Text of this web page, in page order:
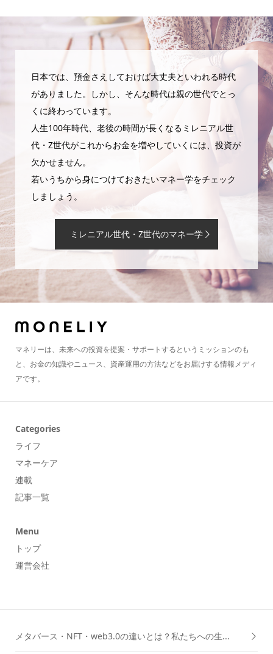
日本では、預金さえしておけば大丈夫といわれる時代
がありました。しかし、そんな時代は親の世代でとっ
くに終わっています。
人生100年時代、老後の時間が長くなるミレニアル世
代・Z世代がこれからお金を増やしていくには、投資が
欠かせません。
若いうちから身につけておきたいマネー学をチェック
しましょう。
ミレニアル世代・Z世代のマネー学
マネリーは、未来への投資を提案・サポートするというミッションのも
と、お金の知識やニュース、資産運用の方法などをお届けする情報メディ
アです。
Categories
ライフ
マネーケア
連載
記事一覧
Menu
トップ
運営会社
メタバース・NFT・web3.0の違いとは？私たちへの生...